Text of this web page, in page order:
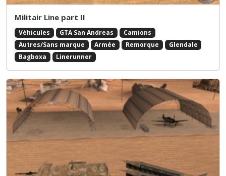
Militair Line part II
Véhicules GTA San Andreas
Camions
Autres/Sans marque
Armée Remorque
Glendale
Bagboxa
Linerunner